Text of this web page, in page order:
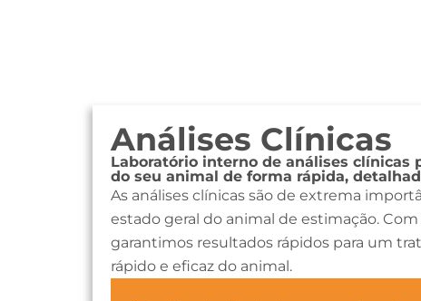
Análises Clínicas
Laboratório interno de análises clínicas
do seu animal de forma rápida,
As análises clínicas são de extrema
estado geral do animal de estimação.
garantimos resultados rápidos para um
rápido e eficaz do animal.